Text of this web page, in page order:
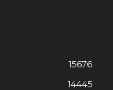
15676
14445